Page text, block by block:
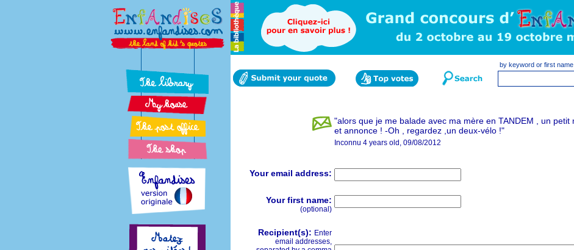
by keyword or first name
"alors que je me balade avec ma mère en TANDEM , un petit
et annonce ! -Oh , regardez ,un deux-vélo !"
Inconnu 4 years old, 09/08/2012
Your email address:
Your first name:
(optional)
Recipient(s): Enter
email addresses,